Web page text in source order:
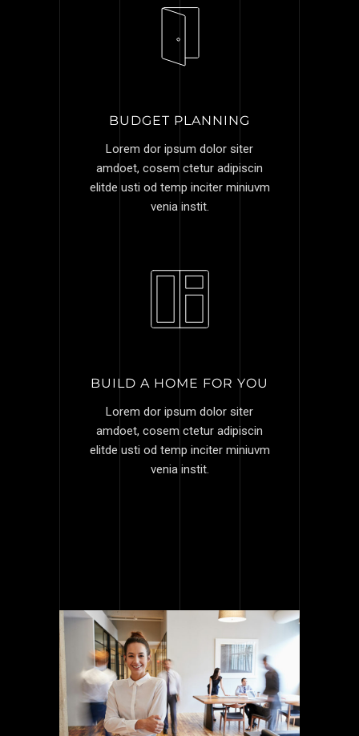
BUDGET PLANNING
Lorem dor ipsum dolor siter
amdoet, cosem ctetur adipiscin
elitde usti od temp inciter miniuvm
venia instit.
BUILD A HOME FOR YOU
Lorem dor ipsum dolor siter
amdoet, cosem ctetur adipiscin
elitde usti od temp inciter miniuvm
venia instit.